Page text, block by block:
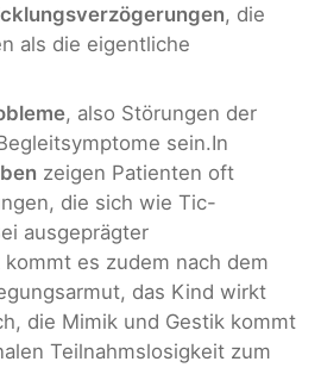
, die
als die eigentliche
, also Störungen der
sein.In
zeigen Patienten oft
die sich wie Tic-
ausgeprägter
es zudem nach dem
das Kind wirkt
die Mimik und Gestik kommt
Teilnahmslosigkeit zum